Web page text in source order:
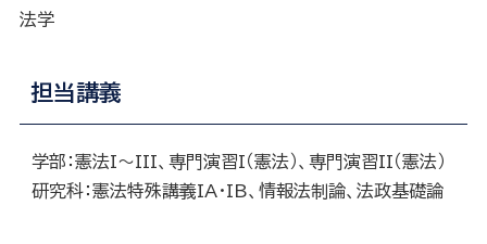
法学
担当講義
学部：憲法I〜III、専門演習I（憲法）、専門演習II（憲法）
研究科：憲法特殊講義IA・IB、情報法制論、法政基礎論